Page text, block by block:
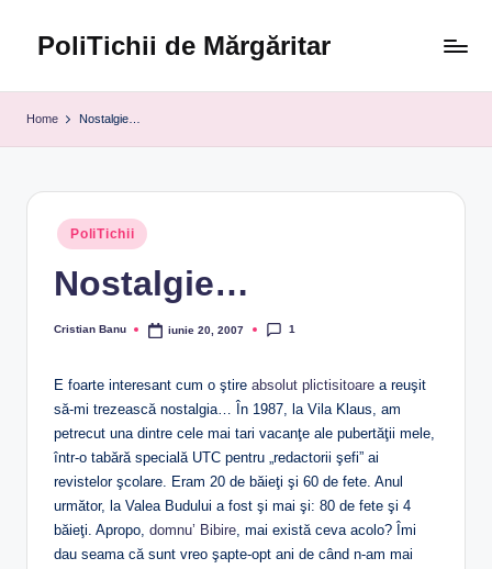
PoliTichii de Mărgăritar
Home Nostalgie…
Posted
in
PoliTichii
Nostalgie…
Posted
Cristian Banu iunie 20, 2007 1
E foarte interesant cum o ştire absolut plictisitoare a reuşit
să-mi trezească nostalgia… În 1987, la Vila Klaus, am
petrecut una dintre cele mai tari vacanţe ale pubertăţii mele,
într-o tabără specială UTC pentru „redactorii şefi” ai
revistelor şcolare. Eram 20 de băieţi şi 60 de fete. Anul
următor, la Valea Budului a fost şi mai şi: 80 de fete şi 4
băieţi. Apropo, domnu’ Bibire, mai există ceva acolo? Îmi
dau seama că sunt vreo şapte-opt ani de când n-am mai